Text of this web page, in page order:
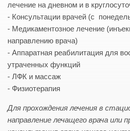
лечение на дневном и в
- Консультации врачей (с
- Медикаментозное лечение
направлению врача)
- Аппаратная реабилитация для
утраченных функций
- ЛФК и массаж
- Физиотерапия
Для прохождения лечения в
направление лечащего врача или